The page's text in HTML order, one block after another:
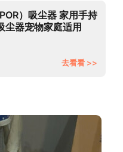
）吸尘器 家用手持
尘器宠物家庭适用
去看看 >>